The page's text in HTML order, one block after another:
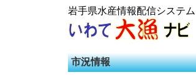
岩手県水産情報配信システム
市況情報